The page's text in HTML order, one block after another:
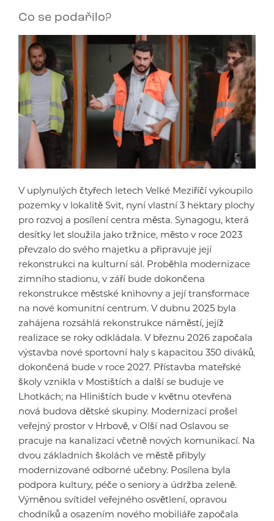
Co se podařilo?
V uplynulých čtyřech letech Velké Meziříčí vykoupilo
pozemky v lokalitě Svit, nyní vlastní 3 hektary plochy
pro rozvoj a posílení centra města. Synagogu, která
desítky let sloužila jako tržnice, město v roce 2023
převzalo do svého majetku a připravuje její
rekonstrukci na kulturní sál. Proběhla modernizace
zimního stadionu, v září bude dokončena
rekonstrukce městské knihovny a její transformace
na nové komunitní centrum. V dubnu 2025 byla
zahájena rozsáhlá rekonstrukce náměstí, jejíž
realizace se roky odkládala. V březnu 2026 započala
výstavba nové sportovní haly s kapacitou 350 diváků,
dokončená bude v roce 2027. Přístavba mateřské
školy vznikla v Mostištích a další se buduje ve
Lhotkách; na Hliništích bude v květnu otevřena
nová budova dětské skupiny. Modernizací prošel
veřejný prostor v Hrbově, v Olší nad Oslavou se
pracuje na kanalizaci včetně nových komunikací. Na
dvou základních školách ve městě přibyly
modernizované odborné učebny. Posílena byla
podpora kultury, péče o seniory a údržba zeleně.
Výměnou svítidel veřejného osvětlení, opravou
chodníků a osazením nového mobiliáře započala